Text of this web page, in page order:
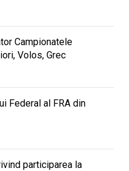
Campionatele
Volos, Grec
Federal al FRA din
participarea la